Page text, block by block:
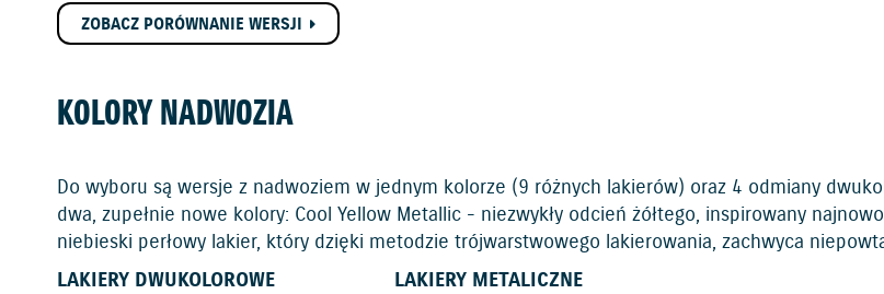
ZOBACZ PORÓWNANIE WERSJI
KOLORY NADWOZIA
Do wyboru są wersje z nadwoziem w jednym kolorze (9 różnych lakierów) oraz 4 odmiany
dwa, zupełnie nowe kolory: Cool Yellow Metallic - niezwykły odcień żółtego, inspirowany
niebieski perłowy lakier, który dzięki metodzie trójwarstwowego lakierowania, zachwyca
LAKIERY DWUKOLOROWE
LAKIERY METALICZNE